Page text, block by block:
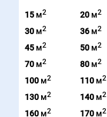
15 м2
30 м2
45 м2
70 м2
100 м2
130 м2
160 м2
20 м2
36 м2
50 м2
80 м2
110 м2
140 м2
170 м2